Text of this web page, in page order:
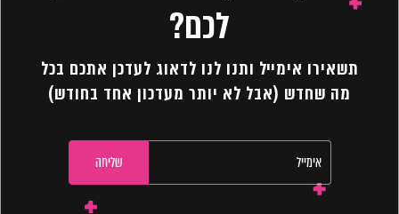
לכם?
תשאירו אימייל ותנו לנו לדאוג לעדכן אתכם בכל
מה שחדש (אבל לא יותר מעדכון אחד בחודש)